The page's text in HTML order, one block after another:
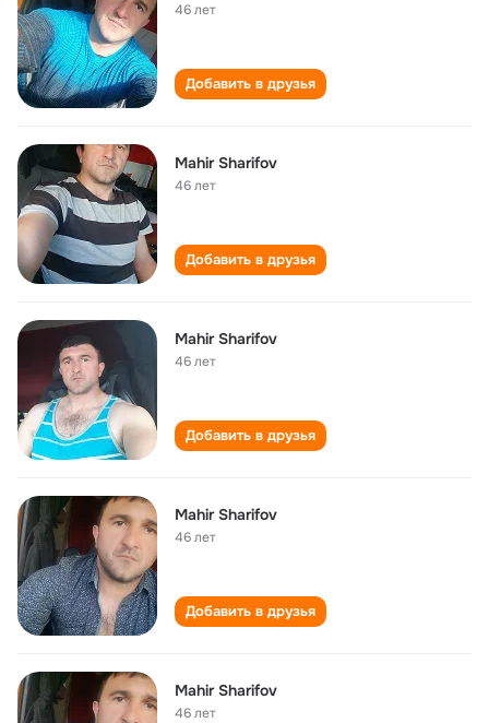
46 лет
Добавить в друзья
Mahir Sharifov
46 лет
Добавить в друзья
Mahir Sharifov
46 лет
Добавить в друзья
Mahir Sharifov
46 лет
Добавить в друзья
Mahir Sharifov
46 лет